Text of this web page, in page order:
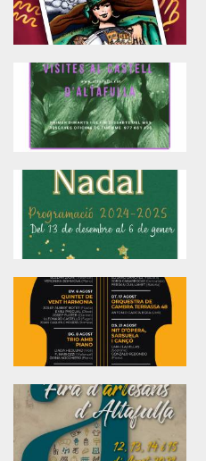
Fem un cafè
Portal del
Gestió
Llar d'infants
Llar d'infants
Comunitat